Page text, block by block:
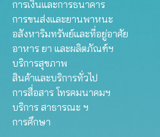
การเงินและการธนาคาร
การขนส่งและยานพาหนะ
อสังหาริมทรัพย์และที่อยู่อาศัย
อาหาร ยา และผลิตภัณฑ์ฯ
บริการสุขภาพ
สินค้าและบริการทั่วไป
การสื่อสาร โทรคมนาคมฯ
บริการ สาธารณะ ฯ
การศึกษา